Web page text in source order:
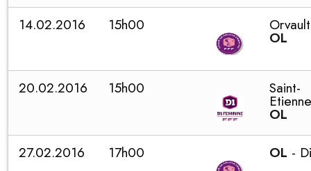
14.02.2016 15h00
OL
20.02.2016 15h00 Saint-
OL
27.02.2016
17h00 OL -